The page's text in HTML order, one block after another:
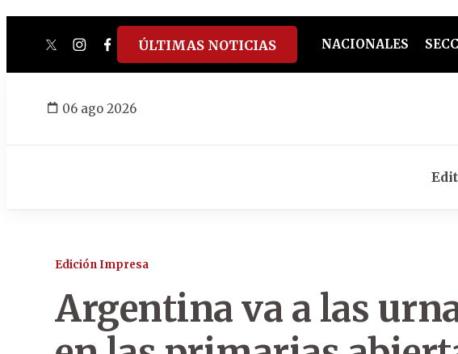
twitterinstagram
facebook
tiktokyoutube
spotify
ÚLTIMAS NOTICIAS NACIONALES
06 ago 2026
Edición Impresa
Argentina va a las